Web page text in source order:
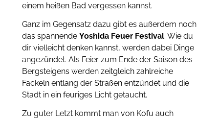
einem heißen Bad vergessen kannst.
Ganz im Gegensatz dazu gibt es außerdem noch
das spannende Yoshida Feuer Festival. Wie du
dir vielleicht denken kannst, werden dabei Dinge
angezündet. Als Feier zum Ende der Saison des
Bergsteigens werden zeitgleich zahlreiche
Fackeln entlang der Straßen entzündet und die
Stadt in ein feuriges Licht getaucht.
Zu guter Letzt kommt man von Kofu auch